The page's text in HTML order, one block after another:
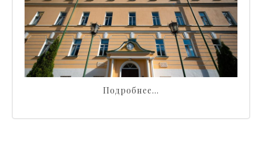
Подробнее…